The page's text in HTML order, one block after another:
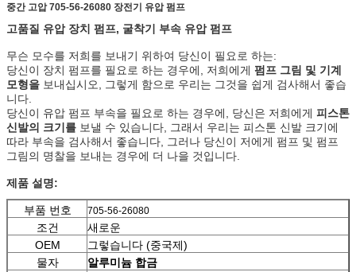
중간 고압 705-56-26080 장전기 유압 펌프
고품질 유압 장치 펌프, 굴착기 부속 유압 펌프
무슨 모수를 저희를 보내기 위하여 당신이 필요로 하는:
당신이 장치 펌프를 필요로 하는 경우에, 저희에게 펌프 그림 및 기계
모형을 보내십시오, 그렇게 함으로 우리는 그것을 쉽게 검사해서 좋습
니다.
당신이 유압 펌프 부속을 필요로 하는 경우에, 당신은 저희에게 피스톤
신발의 크기를 보낼 수 있습니다, 그래서 우리는 피스톤 신발 크기에
따라 부속을 검사해서 좋습니다, 그러나 당신이 저에게 펌프 및 펌프
그림의 명찰을 보내는 경우에 더 나을 것입니다.
제품 설명:
부품 번호 705-56-26080
조건
새로운
OEM
그렇습니다 (중국제)
물자
알루미늄 합금